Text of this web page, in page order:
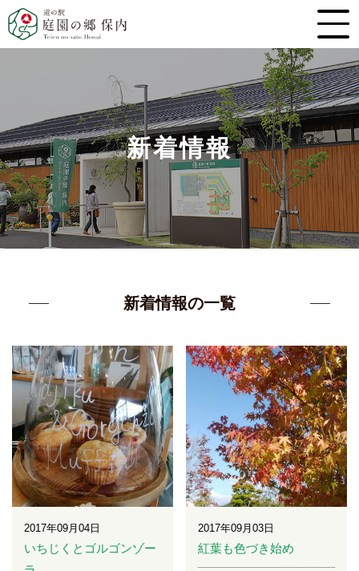
新着情報
新着情報の一覧
2017年09月04日
いちじくとゴルゴンゾー
2017年09月03日
紅葉も色づき始め